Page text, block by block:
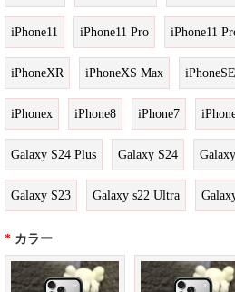
iPhone11 iPhone11 Pro iPhone11
iPhoneXR iPhoneXS Max
iPhonex iPhone8 iPhone7
Galaxy S24 Plus Galaxy S24
Galaxy S23 Galaxy s22 Ultra
* カラー